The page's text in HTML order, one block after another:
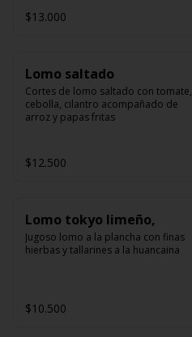
$13.000
Lomo saltado
Cortes de lomo saltado con tomate,
cebolla, cilantro acompañado de
arroz y papas fritas
$12.500
Lomo tokyo limeño,
Jugoso lomo a la plancha con finas
hierbas y tallarines a la huancaina
$10.500